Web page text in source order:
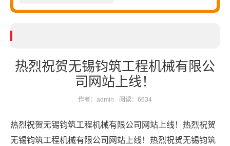
热烈祝贺无锡钧筑工程机械有限公
司网站上线！
作者：admin 阅读：6634
热烈祝贺无锡钧筑工程机械有限公司网站上线！热烈祝贺
无锡钧筑工程机械有限公司网站上线！热烈祝贺无锡钧筑